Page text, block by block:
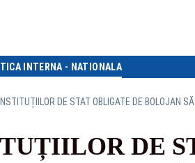
INTERNA - NATIONALA
DE STAT OBLIGATE DE BOLOJAN
DE